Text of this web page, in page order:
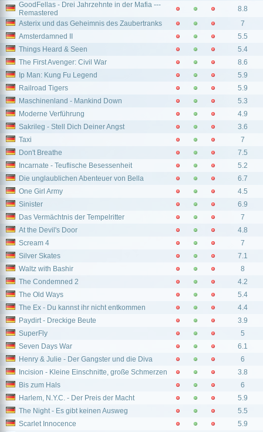
GoodFellas - Drei Jahrzehnte in der Mafia ---
Remastered
8.8
Asterix und das Geheimnis des Zaubertranks
7
Amsterdamned II
5.5
Things Heard & Seen
5.4
The First Avenger: Civil War
8.6
Ip Man: Kung Fu Legend
5.9
Railroad Tigers
5.9
Maschinenland - Mankind Down
5.3
Moderne Verführung
4.9
Sakrileg - Stell Dich Deiner Angst
3.6
Taxi
7
Don't Breathe
7.5
Incarnate - Teuflische Besessenheit
5.2
Die unglaublichen Abenteuer von Bella
6.7
One Girl Army
4.5
Sinister
6.9
Das Vermächtnis der Tempelritter
7
At the Devil's Door
4.8
Scream 4
7
Silver Skates
7.1
Waltz with Bashir
8
The Condemned 2
4.2
The Old Ways
5.4
The Ex - Du kannst ihr nicht entkommen
4.4
Paydirt - Dreckige Beute
3.9
SuperFly
5
Seven Days War
6.1
Henry & Julie - Der Gangster und die Diva
6
Incision - Kleine Einschnitte, große Schmerzen
3.8
Bis zum Hals
6
Harlem, N.Y.C. - Der Preis der Macht
5.9
The Night - Es gibt keinen Ausweg
5.5
Scarlet Innocence
5.9